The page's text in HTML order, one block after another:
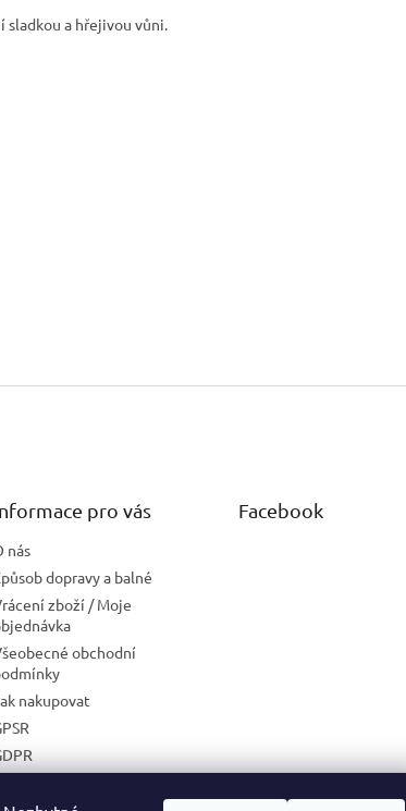
a hřejivou vůni.
pro vás
nás
dopravy a balné
zboží / Moje
obchodní
nakupovat
Facebook